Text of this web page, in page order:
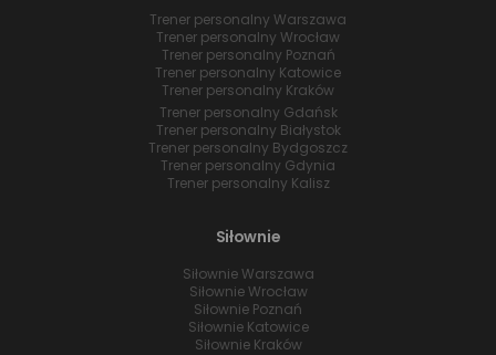
Trener personalny Warszawa
Trener personalny Wrocław
Trener personalny Poznań
Trener personalny Katowice
Trener personalny Kraków
Trener personalny Gdańsk
Trener personalny Białystok
Trener personalny Bydgoszcz
Trener personalny Gdynia
Trener personalny Kalisz
Siłownie
Siłownie Warszawa
Siłownie Wrocław
Siłownie Poznań
Siłownie Katowice
Siłownie Kraków